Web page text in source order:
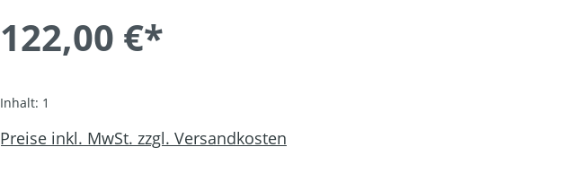
122,00 €*
Inhalt: 1
Preise inkl. MwSt. zzgl. Versandkosten